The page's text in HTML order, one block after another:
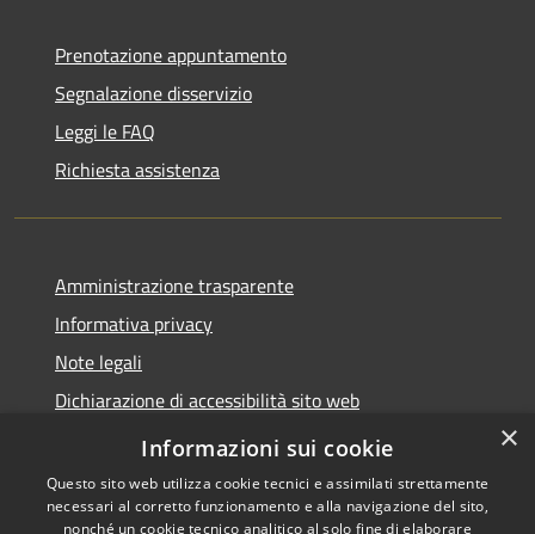
Prenotazione appuntamento
Segnalazione disservizio
Leggi le FAQ
Richiesta assistenza
Amministrazione trasparente
Informativa privacy
Note legali
Dichiarazione di accessibilità sito web
WhistleblowingPA
×
Informazioni sui cookie
Questo sito web utilizza cookie tecnici e assimilati strettamente
necessari al corretto funzionamento e alla navigazione del sito,
nonché un cookie tecnico analitico al solo fine di elaborare